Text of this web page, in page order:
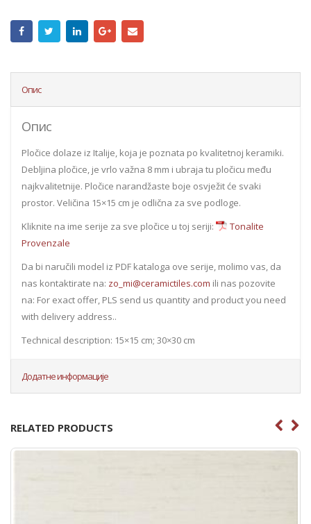
Опис
Опис
Pločice dolaze iz Italije, koja je poznata po kvalitetnoj keramiki.
Debljina pločice, je vrlo važna 8 mm i ubraja tu pločicu među
najkvalitetnije. Pločice narandžaste boje osvježit će svaki
prostor. Veličina 15×15 cm je odlična za sve podloge.
Kliknite na ime serije za sve pločice u toj seriji:
Tonalite
Provenzale
Da bi naručili model iz PDF kataloga ove serije, molimo vas, da
nas kontaktirate na: zo_mi@ceramictiles.com ili nas pozovite
na: For exact offer, PLS send us quantity and product you need
with delivery address..
Technical description: 15×15 cm; 30×30 cm
Додатне информације
RELATED PRODUCTS